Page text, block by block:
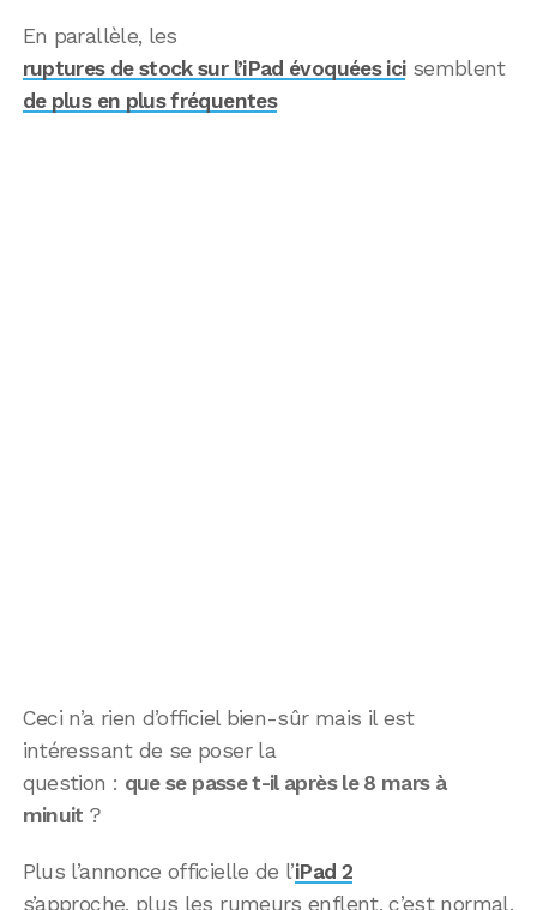
En parallèle, les
ruptures de stock sur l’iPad évoquées icisemblent
de plus en plus fréquentes
Ceci n’a rien d’officiel bien-sûr mais il est
intéressant de se poser la
question : que se passe t-il après le 8 mars à
minuit ?
Plus l’annonce officielle de l’iPad 2
s’approche, plus les rumeurs enflent, c’est normal.